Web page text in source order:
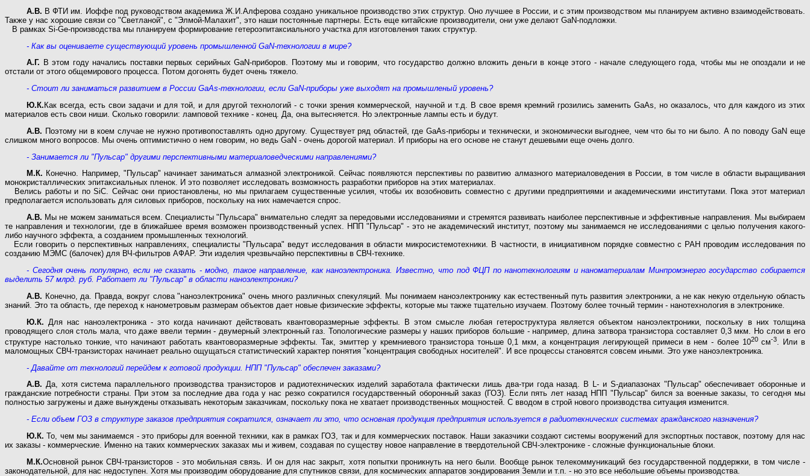
А.В. В ФТИ им. Иоффе под руководством академика Ж.И.Алферова создано уникальное производство этих структур. Оно лучшее в России, и с этим производством мы планируем активно взаимодействовать.
Также у нас хорошие связи со "Светланой", с "Элмой-Малахит", это наши постоянные партнеры. Есть еще китайские производители, они уже делают GaN-подложки.
В рамках Si-Ge-производства мы планируем формирование гетероэпитаксиального участка для изготовления таких структур.
- Как вы оцениваете существующий уровень промышленной GaN-технологии в мире?
А.Г. В этом году начались поставки первых серийных GaN-приборов. Поэтому мы и говорим, что государство должно вложить деньги в конце этого - начале следующего года, чтобы мы не опоздали и не
отстали от этого общемирового процесса. Потом догонять будет очень тяжело.
- Стоит ли заниматься развитием в России GaAs-технологии, если GaN-приборы уже выходят на промышленый уровень?
Ю.К. Как всегда, есть свои задачи и для той, и для другой технологий - с точки зрения коммерческой, научной и т.д. В свое время кремний грозились заменить GaAs, но оказалось, что для каждого из этих
материалов есть свои ниши. Сколько говорили: ламповой технике - конец. Да, она вытесняется. Но электронные лампы есть и будут.
А.В. Поэтому ни в коем случае не нужно противопоставлять одно другому. Существует ряд областей, где GaAs-приборы и технически, и экономически выгоднее, чем что бы то ни было. А по поводу GaN еще
слишком много вопросов. Мы очень оптимистично о нем говорим, но ведь GaN - очень дорогой материал. И приборы на его основе не станут дешевыми еще очень долго.
- Занимается ли "Пульсар" другими перспективными материаловедческими направлениями?
М.К. Конечно. Например, "Пульсар" начинает заниматься алмазной электроникой. Сейчас появляются перспективы по развитию алмазного материаловедения в России, в том числе в области выращивания
монокристаллических эпитаксиальных пленок. И это позволяет исследовать возможность разработки приборов на этих материалах.
Велись работы и по SiC. Сейчас они приостановлены, но мы прилагаем существенные усилия, чтобы их возобновить совместно с другими предприятиями и академическими институтами. Пока этот материал
предполагается использовать для силовых приборов, поскольку на них намечается спрос.
А.В. Мы не можем заниматься всем. Специалисты "Пульсара" внимательно следят за передовыми исследованиями и стремятся развивать наиболее перспективные и эффективные направления. Мы выбираем
те направления и технологии, где в ближайшее время возможен производственный успех. НПП "Пульсар" - это не академический институт, поэтому мы занимаемся не исследованиями с целью получения какого-
либо научного эффекта, а созданием промышленных технологий.
Если говорить о перспективных направлениях, специалисты "Пульсара" ведут исследования в области микросистемотехники. В частности, в инициативном порядке совместно с РАН проводим исследования по
созданию МЭМС (балочек) для ВЧ-фильтров АФАР. Эти изделия чрезвычайно перспективны в СВЧ-технике.
- Сегодня очень популярно, если не сказать - модно, такое направление, как наноэлектроника. Известно, что под ФЦП по нанотехнологиям и наноматериалам Минпромэнерго государство собирается
выделить 57 млрд. руб. Работает ли "Пульсар" в области наноэлектроники?
А.В. Конечно, да. Правда, вокруг слова "наноэлектроника" очень много различных спекуляций. Мы понимаем наноэлектронику как естественный путь развития электроники, а не как некую отдельную область
знаний. Это та область, где переход к нанометровым размерам объектов дает новые физические эффекты, которые мы также тщательно изучаем. Поэтому более точный термин - нанотехнология в электронике.
Ю.К. Для нас наноэлектроника - это когда начинают действовать квантоворазмерные эффекты. В этом смысле любая гетероструктура является объектом наноэлектроники, поскольку в них толщина
проводящего слоя столь мала, что даже ввели термин - двумерный электронный газ. Топологические размеры у наших приборов большие - например, длина затвора транзистора составляет 0,3 мкм. Но слои в его
структуре настолько тонкие, что начинают работать квантоворазмерные эффекты. Так, эмиттер у кремниевого транзистора тоньше 0,1 мкм, а концентрация легирующей примеси в нем - более 1020см-3
. Или в
маломощных СВЧ-транзисторах начинает реально ощущаться статистический характер понятия "концентрация свободных носителей". И все процессы становятся совсем иными. Это уже наноэлектроника.
- Давайте от технологий перейдем к готовой продукции. НПП "Пульсар" обеспечен заказами?
А.В. Да, хотя система параллельного производства транзисторов и радиотехнических изделий заработала фактически лишь два-три года назад. В L- и S-диапазонах "Пульсар" обеспечивает оборонные и
гражданские потребности страны. При этом за последние два года у нас резко сократился государственный оборонный заказ (ГОЗ). Если пять лет назад НПП "Пульсар" бился за военные заказы, то сегодня мы
полностью загружены и даже вынуждены отказывать некоторым заказчикам, поскольку пока не хватает производственных мощностей. С вводом в строй нового производства ситуация изменится.
- Если объем ГОЗ в структуре заказов предприятия сократился, означает ли это, что основная продукция предприятия используется в радиотехнических системах гражданского назначения?
Ю.К. То, чем мы занимаемся - это приборы для военной техники, как в рамках ГОЗ, так и для коммерческих поставок. Наши заказчики создают системы вооружений для экспортных поставок, поэтому для нас
их заказы - коммерческие. Именно на таких коммерческих заказах мы и живем, создавая по существу новое направление в твердотельной СВЧ-электронике - сложные функциональные блоки.
М.К.Основной рынок СВЧ-транзисторов - это мобильная связь. И он для нас закрыт, хотя попытки проникнуть на него были. Вообще рынок телекоммуникаций без государственной поддержки, в том числе -
законодательной, для нас недоступен. Хотя мы производим оборудование для спутников связи, для космических аппаратов зондирования Земли и т.п. - но это все небольшие объемы производства.